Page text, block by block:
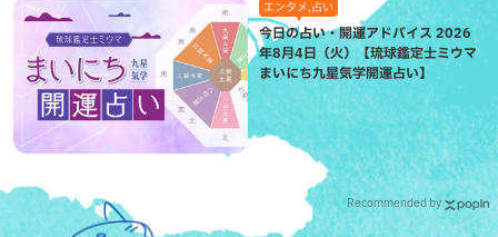
エンタメ,占い
今日の占い・開運アドバイス 2026
年8月4日（火）【琉球鑑定士ミウマ
まいにち九星気学開運占い】
Recommended by